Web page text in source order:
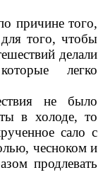
причине того,
того, чтобы
делали
легко
не было
в холоде, то
сало с
чесноком и
продлевать